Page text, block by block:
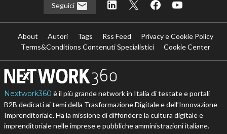
Seguici
About Autori Tags Rss Feed
Privacy e Cookie Policy
Terms&Conditions Contenuti Specialistici
Cookie Center
Nextwork360 è il più grande network in Italia di testate e portali
B2B dedicati ai temi della Trasformazione Digitale e dell’Innovazione
Imprenditoriale. Ha la missione di diffondere la cultura digitale e
imprenditoriale nelle imprese e pubbliche amministrazioni italiane.